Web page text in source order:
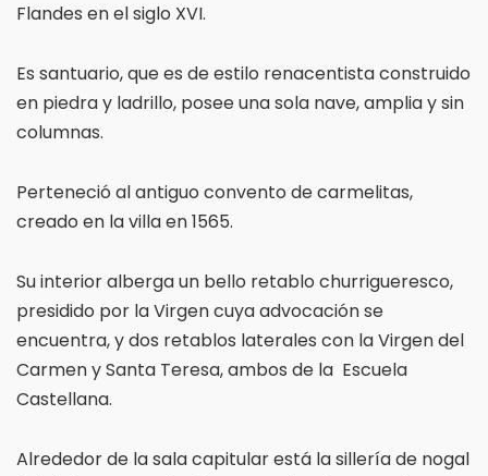
Flandes en el siglo XVI.
Es santuario, que es de estilo renacentista construido
en piedra y ladrillo, posee una sola nave, amplia y sin
columnas.
Perteneció al antiguo convento de carmelitas,
creado en la villa en 1565.
Su interior alberga un bello retablo churrigueresco,
presidido por la Virgen cuya advocación se
encuentra, y dos retablos laterales con la Virgen del
Carmen y Santa Teresa, ambos de la Escuela
Castellana.
Alrededor de la sala capitular está la sillería de nogal